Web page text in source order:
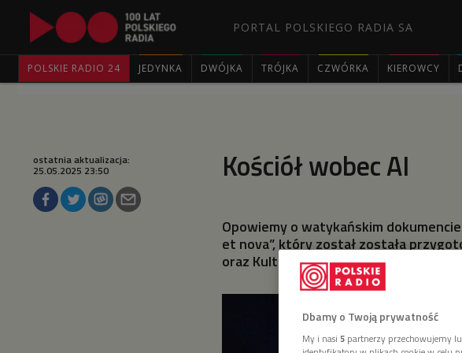
PORTAL POLSKIEGO RADIA SA
POLSKIE RADIO 24 JEDYNKA DWÓJKA TRÓJKA CZWÓRKA KIEROWCY
Kościół wobec AI
ostatnia aktualizacja:
25.05.2025 23:50
Opowiemy o watykańskim
et nova”, który został została
oraz Kultury i Edukacji Stolicy
Dbamy o Twoją prywatność
My i nasi 5 partnerzy przechowujemy